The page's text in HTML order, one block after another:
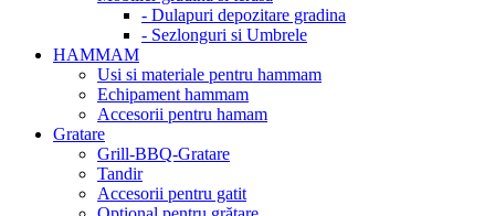
- Dulapuri depozitare gradina
- Sezlonguri si Umbrele
HAMMAM
Usi si materiale pentru hammam
Echipament hammam
Accesorii pentru hamam
Gratare
Grill-BBQ-Gratare
Tandir
Accesorii pentru gatit